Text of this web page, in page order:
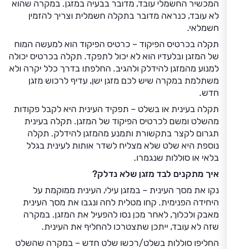
המכשיר החשמלי עובד, מדובר בבעיה במזגן. במקרה שהוא
לא עובד, כנראה מדובר בתקלה חשמלית וצריך להזמין
חשמלאי.
תקלה בכרטיס הפיקוד – כרטיס הפיקוד הוא למעשה המוח
של המזגן ובלעדיו הוא לא יכול לתפקד. תקלה בכרטיס יכולה
למנוע מהמזגן להידלק ולהגיב. החלפתו בדרך כלל יקרה ולא
משתלמת במקרה שיש לכם מזגן ישן, עדיף לרכוש מזגן
חדש.
תקלה בעינית או בשלט – תפקיד העינית היא לקבל פקודות
מהשלט ומשם לכרטיס הפיקוד של המזגן. תקלה בעינית
תגרום לקצר בתקשורת ותמנע מהמזגן להידלק. תקלה
נוספת היא שלט שלא מצליח לשדר אותות לעינית בגלל
בלאי או סוללות שנגמרו.
איך מתקנים לבד מזגן שלא נדלק?
נקו את מסך העינית – במזגן עילי, העינית ממוקמת על
היחידה הפנימית. קחו מטלית לחה ונגבו את מסך העינית
מאבק ולכלוך, לאחר מכן נסו להפעיל את המזגן. במקרה
שזה לא עובד, ייתכן שתצטרכו להחליף את העינית.
החליפו סוללות בשלט/רכשו שלט חדש – במקרה שהשלט